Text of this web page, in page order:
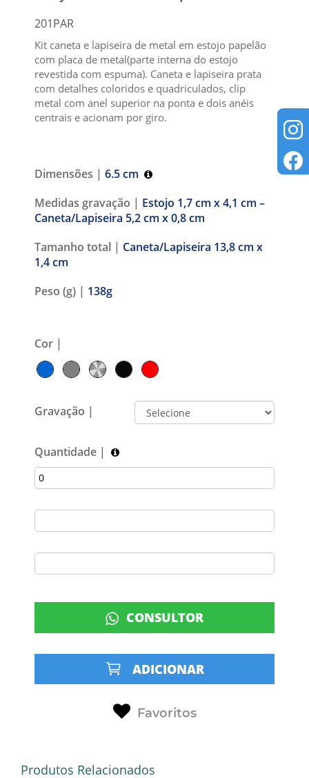
201PAR
Kit caneta e lapiseira de metal em estojo papelão
com placa de metal(parte interna do estojo
revestida com espuma). Caneta e lapiseira prata
com detalhes coloridos e quadriculados, clip
metal com anel superior na ponta e dois anéis
centrais e acionam por giro.
Dimensões | 6.5 cm
Medidas gravação | Estojo 1,7 cm x 4,1 cm –
Caneta/Lapiseira 5,2 cm x 0,8 cm
Tamanho total | Caneta/Lapiseira 13,8 cm x
1,4 cm
Peso (g) | 138g
Cor |
Gravação |
Quantidade |
CONSULTOR
ADICIONAR
Favoritos
Produtos Relacionados